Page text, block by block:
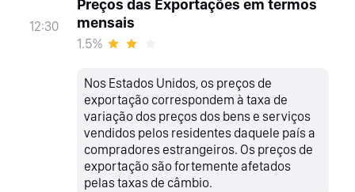
12:30
Preços das Exportações em termos
mensais
1.5%
Nos Estados Unidos, os preços de
exportação correspondem à taxa de
variação dos preços dos bens e serviços
vendidos pelos residentes daquele país a
compradores estrangeiros. Os preços de
exportação são fortemente afetados
pelas taxas de câmbio.